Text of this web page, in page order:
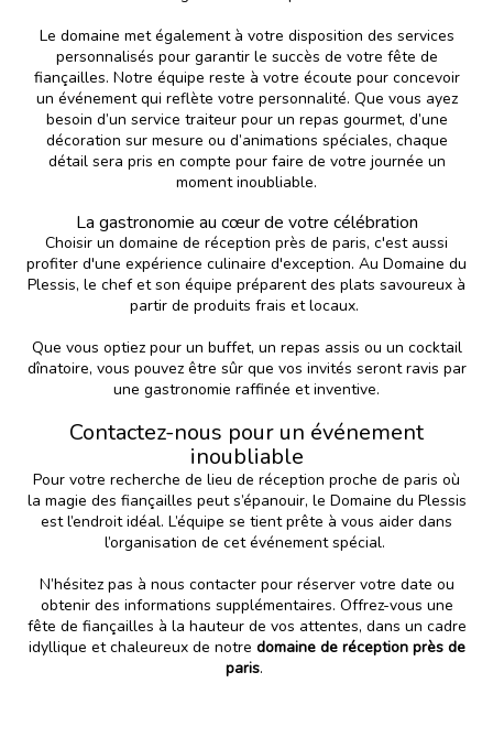
Le domaine met également à votre disposition des services
personnalisés pour garantir le succès de votre fête de
fiançailles. Notre équipe reste à votre écoute pour concevoir
un événement qui reflète votre personnalité. Que vous ayez
besoin d’un service traiteur pour un repas gourmet, d’une
décoration sur mesure ou d’animations spéciales, chaque
détail sera pris en compte pour faire de votre journée un
moment inoubliable.
La gastronomie au cœur de votre célébration
Choisir un domaine de réception près de paris, c'est aussi
profiter d'une expérience culinaire d'exception. Au Domaine du
Plessis, le chef et son équipe préparent des plats savoureux à
partir de produits frais et locaux.
Que vous optiez pour un buffet, un repas assis ou un cocktail
dînatoire, vous pouvez être sûr que vos invités seront ravis par
une gastronomie raffinée et inventive.
Contactez-nous pour un événement
inoubliable
Pour votre recherche de lieu de réception proche de paris où
la magie des fiançailles peut s’épanouir, le Domaine du Plessis
est l’endroit idéal. L’équipe se tient prête à vous aider dans
l’organisation de cet événement spécial.
N’hésitez pas à nous contacter pour réserver votre date ou
obtenir des informations supplémentaires. Offrez-vous une
fête de fiançailles à la hauteur de vos attentes, dans un cadre
idyllique et chaleureux de notre domaine de réception près de
paris.